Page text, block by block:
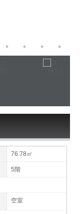
76.78㎡
5階
空室